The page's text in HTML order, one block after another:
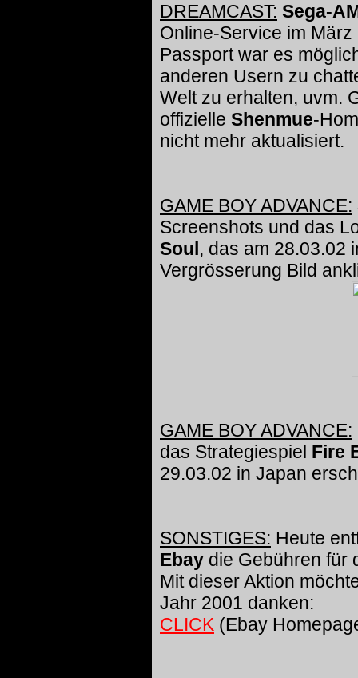
DREAMCAST: Sega-
Online-Service im
Passport war es
anderen Usern zu
Welt zu erhalten, uvm.
offizielle Shenmue-
nicht mehr aktualisiert.
GAME BOY ADVANCE:
Screenshots und das
Soul, das am 28.03.02
Vergrösserung Bild
GAME BOY ADVANCE:
das Strategiespiel Fire
29.03.02 in Japan
SONSTIGES: Heute
Ebay die Gebühren für
Mit dieser Aktion
Jahr 2001 danken:
CLICK (Ebay